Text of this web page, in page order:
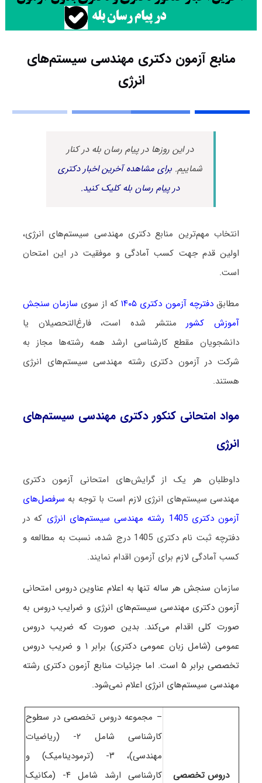
منابع آزمون دکتری مهندسی سیستم‌های
انرژی
در این روزها در پیام رسان بله در کنار
شماییم.برای مشاهده آخرین اخبار دکتری
در پیام رسان بله کلیک کنید.
انتخاب مهم‌ترین منابع دکتری مهندسی سیستم‌های انرژی،
اولین قدم جهت کسب آمادگی و موفقیت در این امتحان
است.
مطابقدفترچه آزمون دکتری ۱۴۰۵ که از سوی سازمان سنجش
آموزش کشورمنتشر شده است، فارغ‌التحصیلان یا
دانشجویان مقطع کارشناسی ارشد همه رشته‌ها مجاز به
شرکت در آزمون دکتری رشته مهندسی سیستم‌های انرژی
هستند.
مواد امتحانی کنکور دکتری مهندسی سیستم‌های
انرژی
داوطلبان هر یک از گرایش‌های امتحانی آزمون دکتری
مهندسی سیستم‌های انرژی لازم است با توجه به سرفصل‌های
آزمون دکتری 1405 رشته مهندسی سیستم‌های انرژی
که در
دفترچه ثبت نام دکتری 1405 درج شده، نسبت به مطالعه و
کسب آمادگی لازم برای آزمون اقدام نمایند.
سازمان سنجش هر ساله تنها به اعلام عناوین دروس امتحانی
آزمون دکتری مهندسی سیستم‌های انرژی و ضرایب دروس به
صورت کلی اقدام می‌کند. بدین صورت که ضریب دروس
عمومی (شامل زبان عمومی دکتری) برابر ۱ و ضریب دروس
تخصصی برابر ۵ است
. اما جزئیات منابع آزمون دکتری رشته
مهندسی سیستم‌های انرژی اعلام نمی‌شود.
دروس تخصصی
– مجموعه دروس تخصصی در سطوح
کارشناسی شامل ۲- (ریاضیات
مهندسی)، ۳- (ترمودینامیک) و
کارشناسی ارشد شامل ۴- (مکانیک